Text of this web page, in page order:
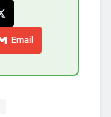
Email